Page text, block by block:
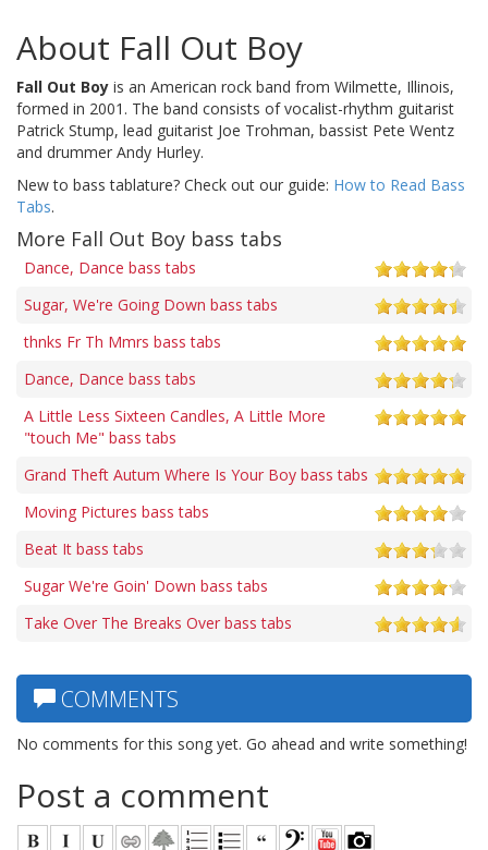
About Fall Out Boy
Fall Out Boy is an American rock band from Wilmette, Illinois,
formed in 2001. The band consists of vocalist-rhythm guitarist
Patrick Stump, lead guitarist Joe Trohman, bassist Pete Wentz
and drummer Andy Hurley.
New to bass tablature? Check out our guide: How to Read Bass
Tabs.
More Fall Out Boy bass tabs
Dance, Dance bass tabs
Sugar, We're Going Down bass tabs
thnks Fr Th Mmrs bass tabs
Dance, Dance bass tabs
A Little Less Sixteen Candles, A Little More
"touch Me" bass tabs
Grand Theft Autum Where Is Your Boy bass tabs
Moving Pictures bass tabs
Beat It bass tabs
Sugar We're Goin' Down bass tabs
Take Over The Breaks Over bass tabs
COMMENTS
No comments for this song yet. Go ahead and write something!
Post a comment